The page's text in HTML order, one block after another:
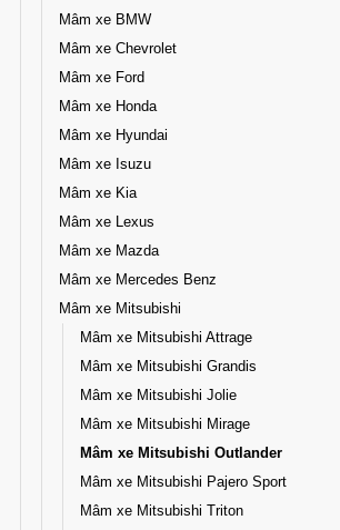
Mâm xe BMW
Mâm xe Chevrolet
Mâm xe Ford
Mâm xe Honda
Mâm xe Hyundai
Mâm xe Isuzu
Mâm xe Kia
Mâm xe Lexus
Mâm xe Mazda
Mâm xe Mercedes Benz
Mâm xe Mitsubishi
Mâm xe Mitsubishi Attrage
Mâm xe Mitsubishi Grandis
Mâm xe Mitsubishi Jolie
Mâm xe Mitsubishi Mirage
Mâm xe Mitsubishi Outlander
Mâm xe Mitsubishi Pajero Sport
Mâm xe Mitsubishi Triton